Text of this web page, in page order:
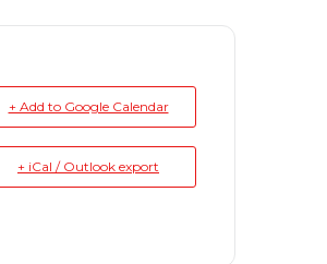
+ Add to Google Calendar
+ iCal / Outlook export